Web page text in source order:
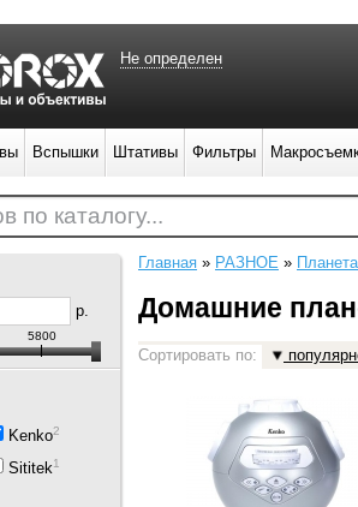
р.
5800
Kenko2
Sititek1
Главная » РАЗНОЕ »
Домашние
Сортировать по:
Не определен
Вспышки Штативы Фильтры
по каталогу...